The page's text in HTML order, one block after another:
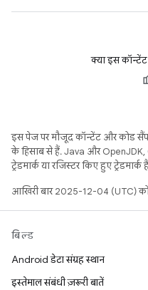
क्या इस
इस पेज पर मौजूद कॉन्टेंट और कोड
के हिसाब से हैं. Java और
ट्रेडमार्क या रजिस्टर किए हुए ट्रेडमार्क
आखिरी बार 2025-12-04 (UTC)
बिल्ड
Android डेटा संग्रह स्थान
इस्तेमाल संबंधी ज़रूरी बातें